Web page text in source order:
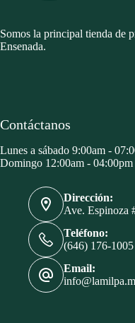
Somos la principal tienda de
Ensenada.
Contáctanos
Lunes a sábado 9:00am -
Domingo 12:00am - 04:00pm
Dirección:
Ave. Espinoza
Teléfono:
(646) 176-
Email: